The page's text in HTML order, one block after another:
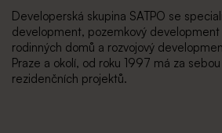
Developerská skupina SATPO se
development, pozemkový development
rodinných domů a rozvojový
Praze a okolí, od roku 1997 má za
rezidenčních projektů.